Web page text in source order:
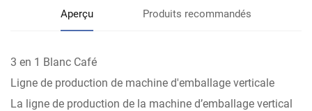
Aperçu Produits recommandés
3 en 1 Blanc Café
Ligne de production de machine d'emballage verticale
La ligne de production de la machine d’emballage vertical